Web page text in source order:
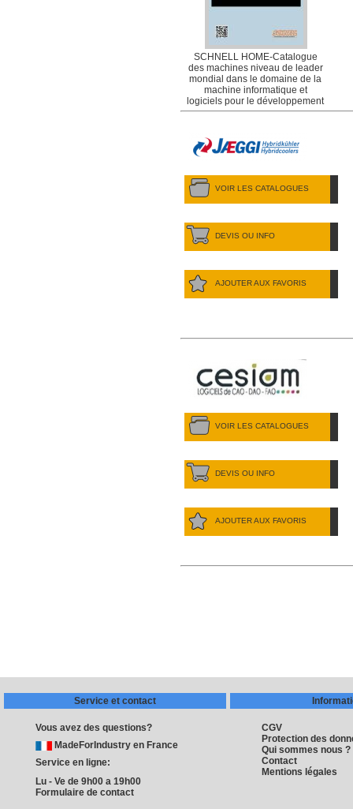
SCHNELL HOME-Catalogue
des machines niveau de leader
mondial dans le domaine de la
machine informatique et
logiciels pour le développement
fer pour béton armé.
VOIR LES CATALOGUES
DEVIS OU INFO
AJOUTER AUX FAVORIS
VOIR LES CATALOGUES
DEVIS OU INFO
AJOUTER AUX FAVORIS
Service et contact
Vous avez des questions?
MadeForIndustry en France
Service en ligne:
Lu - Ve de 9h00 a 19h00
Formulaire de contact
CGV
Protection des
Qui sommes nous ?
Contact
Mentions légales